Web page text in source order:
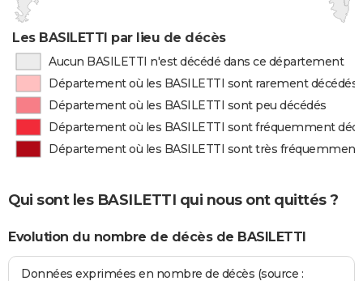
Les BASILETTI par lieu de décès
Aucun BASILETTI n'est décédé dans ce département
Département où les BASILETTI sont rarement décédés
Département où les BASILETTI sont peu décédés
Département où les BASILETTI sont fréquemment
Département où les BASILETTI sont très fréquemment
Qui sont les BASILETTI qui nous ont quittés ?
Evolution du nombre de décès de BASILETTI
Données exprimées en nombre de décès (source :